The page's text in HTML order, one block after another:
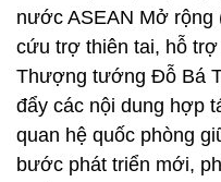
nước ASEAN Mở rộng
cứu trợ thiên tai, hỗ
Thượng tướng Đỗ Bá
đẩy các nội dung hợp
quan hệ quốc phòng
bước phát triển mới,